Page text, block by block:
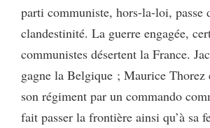
parti communiste, hors-la-loi, passe
clandestinité. La guerre engagée,
communistes désertent la France.
gagne la Belgique ; Maurice Thorez
son régiment par un commando
fait passer la frontière ainsi qu’à sa